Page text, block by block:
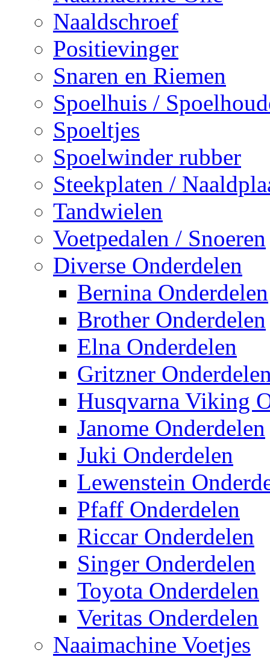
Naaldschroef
Positievinger
Snaren en Riemen
Spoelhuis /
Spoeltjes
Spoelwinder rubber
Steekplaten /
Tandwielen
Voetpedalen / Snoeren
Diverse Onderdelen
Bernina Onderdelen
Brother Onderdelen
Elna Onderdelen
Gritzner
Husqvarna Viking
Janome Onderdelen
Juki Onderdelen
Lewenstein
Pfaff Onderdelen
Riccar Onderdelen
Singer Onderdelen
Toyota Onderdelen
Veritas Onderdelen
Naaimachine Voetjes